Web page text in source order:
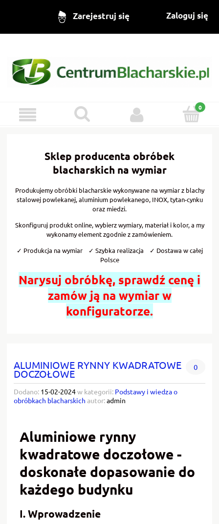
Zarejestruj się Zaloguj się
Sklep producenta obróbek
blacharskich na wymiar
Produkujemy obróbki blacharskie wykonywane na wymiar z blachy
stalowej powlekanej, aluminium powlekanego, INOX, tytan-cynku
oraz miedzi.
Skonfiguruj produkt online, wybierz wymiary, materiał i kolor, a my
wykonamy element zgodnie z zamówieniem.
✓ Produkcja na wymiar ✓ Szybka realizacja ✓ Dostawa w całej
Polsce
Narysuj obróbkę, sprawdź cenę i
zamów ją na wymiar w
konfiguratorze.
ALUMINIOWE RYNNY KWADRATOWE
DOCZOŁOWE
0
Dodano: 15-02-2024w kategorii: Podstawy i wiedza o
obróbkach blacharskich autor:admin
Aluminiowe rynny
kwadratowe doczołowe -
doskonałe dopasowanie do
każdego budynku
I. Wprowadzenie